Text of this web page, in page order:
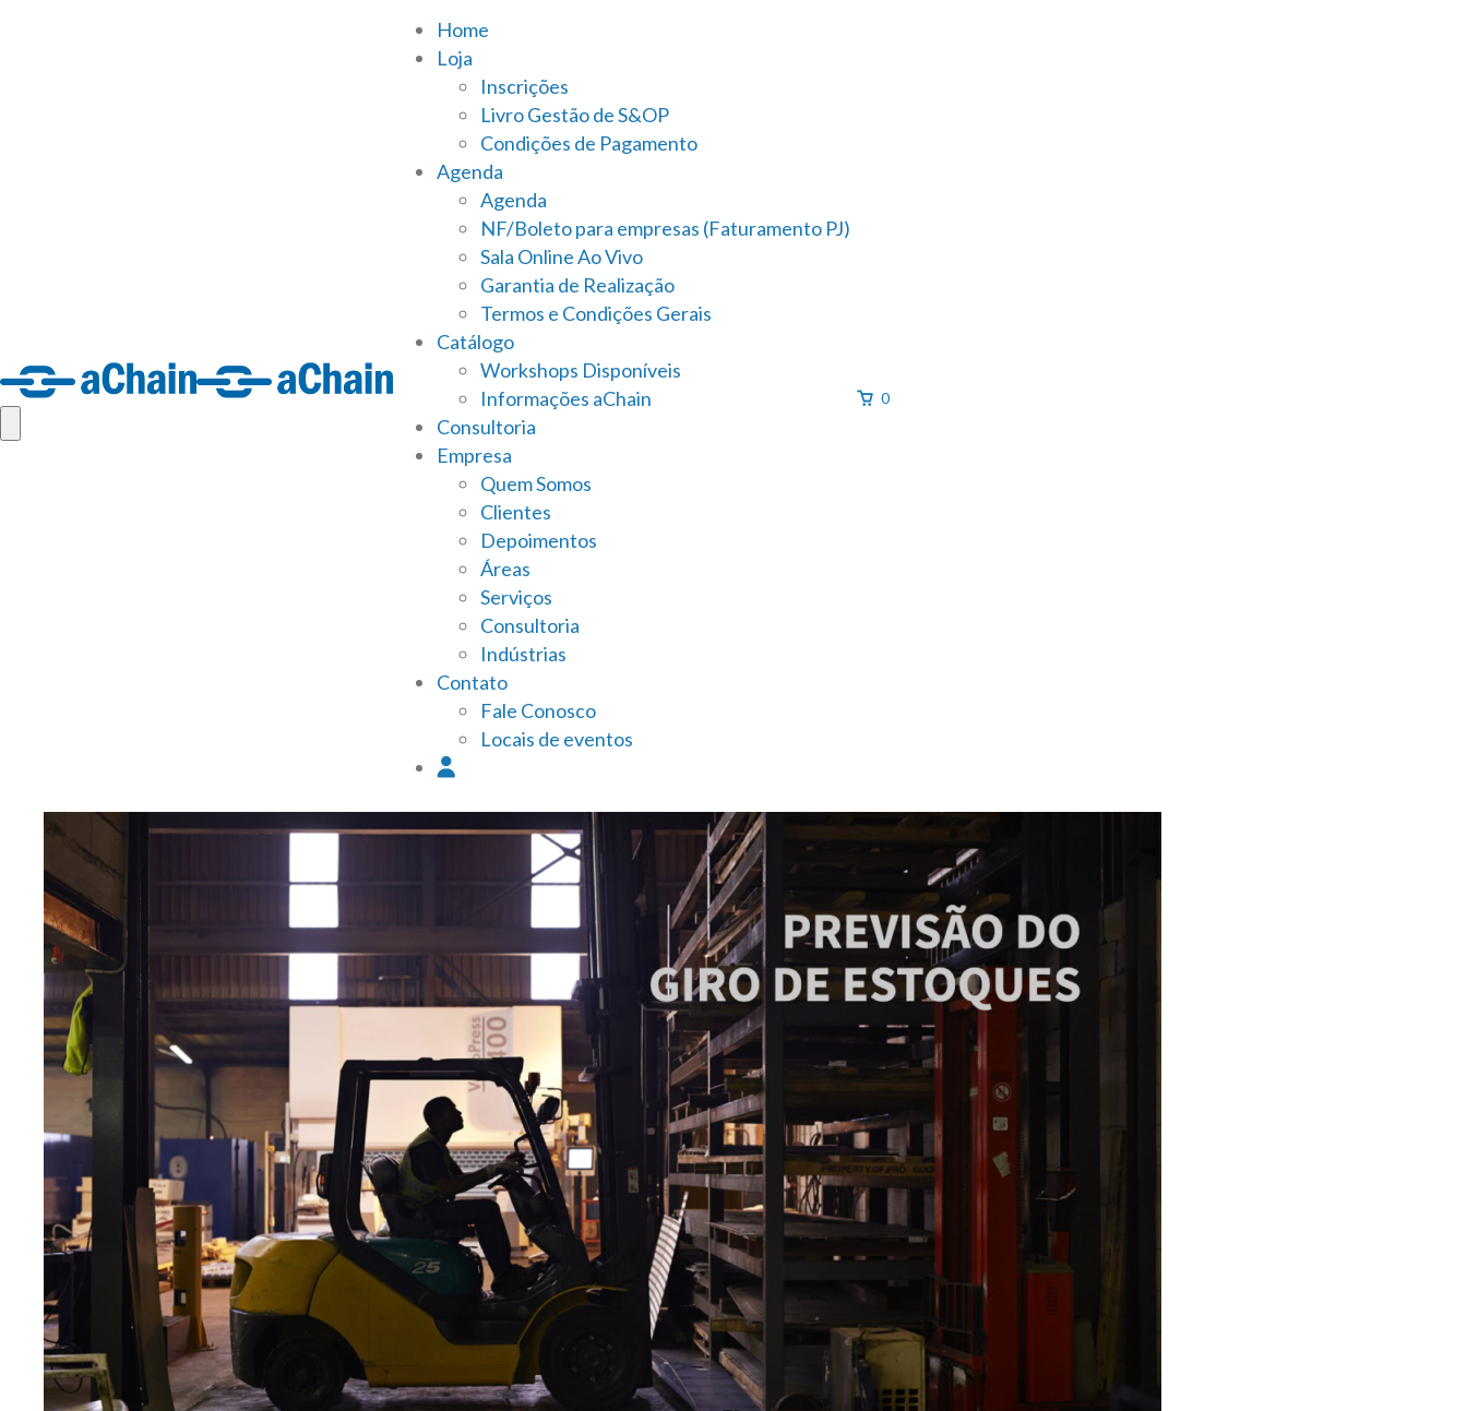
Home
Loja
Inscrições
Livro Gestão de S&OP
Condições de Pagamento
Agenda
Agenda
NF/Boleto para empresas (Faturamento PJ)
Sala Online Ao Vivo
Garantia de Realização
Termos e Condições Gerais
Catálogo
Workshops Disponíveis
Informações aChain
Consultoria
Empresa
Quem Somos
Clientes
Depoimentos
Áreas
Serviços
Consultoria
Indústrias
Contato
Fale Conosco
Locais de eventos
0